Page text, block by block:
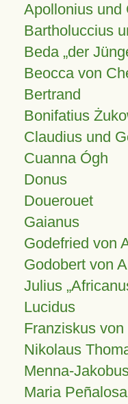
Apollonius und
Bartholuccius
Beda „der
Beocca von
Bertrand
Bonifatius
Claudius und
Cuanna Ógh
Donus
Douerouet
Gaianus
Godefried von
Godobert von
Julius
Lucidus
Franziskus
Nikolaus
Menna-
Maria Peñalosa